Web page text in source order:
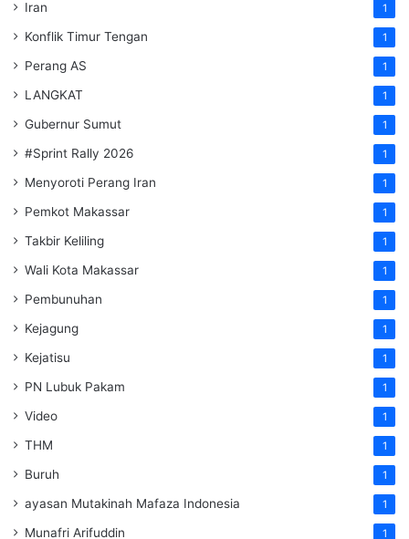
Iran 1
Konflik Timur Tengan 1
Perang AS 1
LANGKAT 1
Gubernur Sumut 1
#Sprint Rally 2026 1
Menyoroti Perang Iran 1
Pemkot Makassar 1
Takbir Keliling 1
Wali Kota Makassar 1
Pembunuhan 1
Kejagung 1
Kejatisu 1
PN Lubuk Pakam 1
Video 1
THM 1
Buruh 1
ayasan Mutakinah Mafaza Indonesia 1
Munafri Arifuddin 1